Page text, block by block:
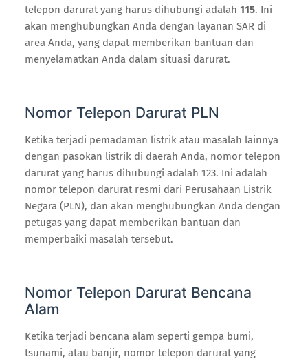
telepon darurat yang harus dihubungi adalah 115. Ini
akan menghubungkan Anda dengan layanan SAR di
area Anda, yang dapat memberikan bantuan dan
menyelamatkan Anda dalam situasi darurat.
Nomor Telepon Darurat PLN
Ketika terjadi pemadaman listrik atau masalah lainnya
dengan pasokan listrik di daerah Anda, nomor telepon
darurat yang harus dihubungi adalah 123. Ini adalah
nomor telepon darurat resmi dari Perusahaan Listrik
Negara (PLN), dan akan menghubungkan Anda dengan
petugas yang dapat memberikan bantuan dan
memperbaiki masalah tersebut.
Nomor Telepon Darurat Bencana
Alam
Ketika terjadi bencana alam seperti gempa bumi,
tsunami, atau banjir, nomor telepon darurat yang